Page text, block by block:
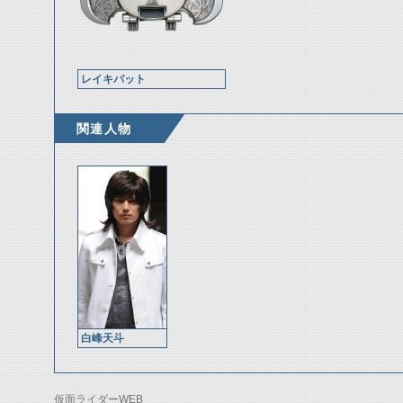
レイキバット
関連人物
白峰天斗
仮面ライダーWEB